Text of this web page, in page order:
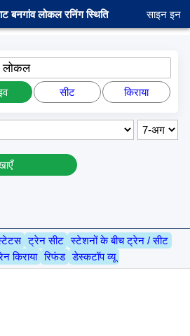
बनगांव लोकल रनिंग स्थिति साइन इन
लोकल
सीट किराया
ट्रेन सीट स्टेशनों के बीच ट्रेन / सीट
किराया रिफंड डेस्कटॉप व्यू